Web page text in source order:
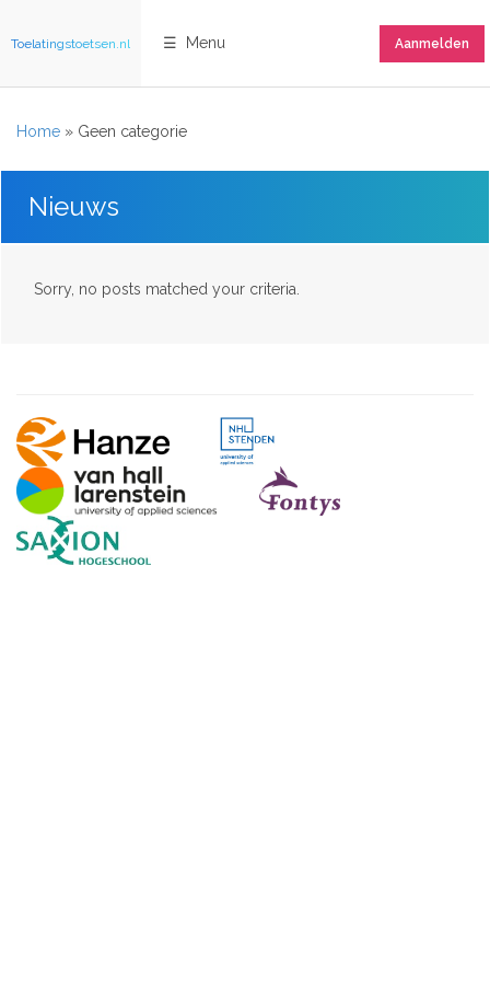
Toelatingstoetsen.nl ☰ Menu Aanmelden
Home » Geen categorie
Nieuws
Sorry, no posts matched your criteria.